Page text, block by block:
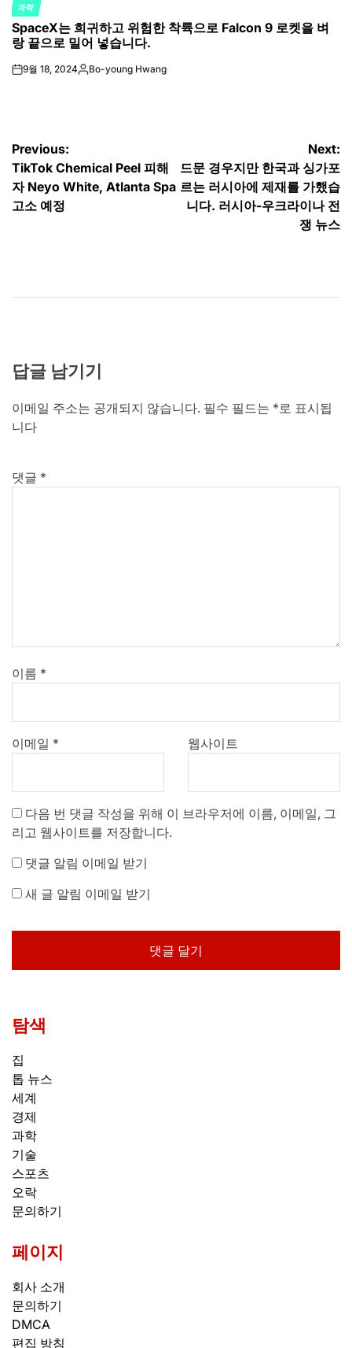
POSTED
IN
과학
SpaceX는 희귀하고 위험한 착륙으로 Falcon 9 로켓을 벼
랑 끝으로 밀어 넣습니다.
on9월 18, 2024Posted
Bo-young Hwang
글
탐
색
Previous:
TikTok Chemical Peel 피해
자 Neyo White, Atlanta Spa
고소 예정
Next:
드문 경우지만 한국과 싱가포
르는 러시아에 제재를 가했습
니다. 러시아-우크라이나 전
쟁 뉴스
답글 남기기
이메일 주소는 공개되지 않습니다. 필수 필드는 *로 표시됩
니다
댓글 *
이름 *
이메일 * 웹사이트
다음 번 댓글 작성을 위해 이 브라우저에 이름, 이메일, 그
리고 웹사이트를 저장합니다.
댓글 알림 이메일 받기
새 글 알림 이메일 받기
탐색
집
톱 뉴스
세계
경제
과학
기술
스포츠
오락
문의하기
페이지
회사 소개
문의하기
DMCA
편집 방침